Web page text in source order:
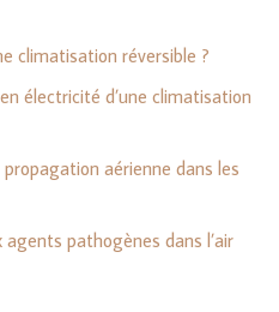
climatisation réversible ?
électricité d’une climatisation
aérienne dans les
pathogènes dans l’air